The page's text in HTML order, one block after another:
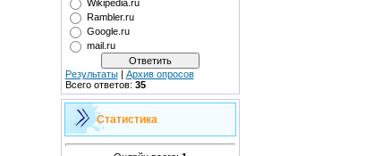
Wikipedia.ru
Rambler.ru
Google.ru
mail.ru
Результаты| Архив опросов
Всего ответов: 35
Статистика